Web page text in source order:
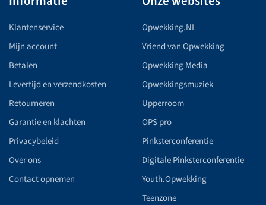
Klantenservice
Mijn account
Betalen
Levertijd en verzendkosten
Retourneren
Garantie en klachten
Privacybeleid
Over ons
Contact opnemen
Opwekking.NL
Vriend van Opwekking
Opwekking Media
Opwekkingsmuziek
Upperroom
OPS pro
Pinksterconferentie
Digitale Pinksterconferentie
Youth.Opwekking
Teenzone